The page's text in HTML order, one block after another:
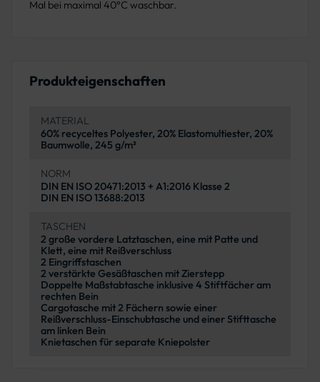
Mal bei maximal 40°C waschbar.
Produkteigenschaften
MATERIAL
60% recyceltes Polyester, 20% Elastomultiester, 20%
Baumwolle, 245 g/m²
NORM
DIN EN ISO 20471:2013 + A1:2016 Klasse 2
DIN EN ISO 13688:2013
TASCHEN
2 große vordere Latztaschen, eine mit Patte und
Klett, eine mit Reißverschluss
2 Eingriffstaschen
2 verstärkte Gesäßtaschen mit Zierstepp
Doppelte Maßstabtasche inklusive 4 Stiftfächer am
rechten Bein
Cargotasche mit 2 Fächern sowie einer
Reißverschluss-Einschubtasche und einer Stifttasche
am linken Bein
Knietaschen für separate Kniepolster